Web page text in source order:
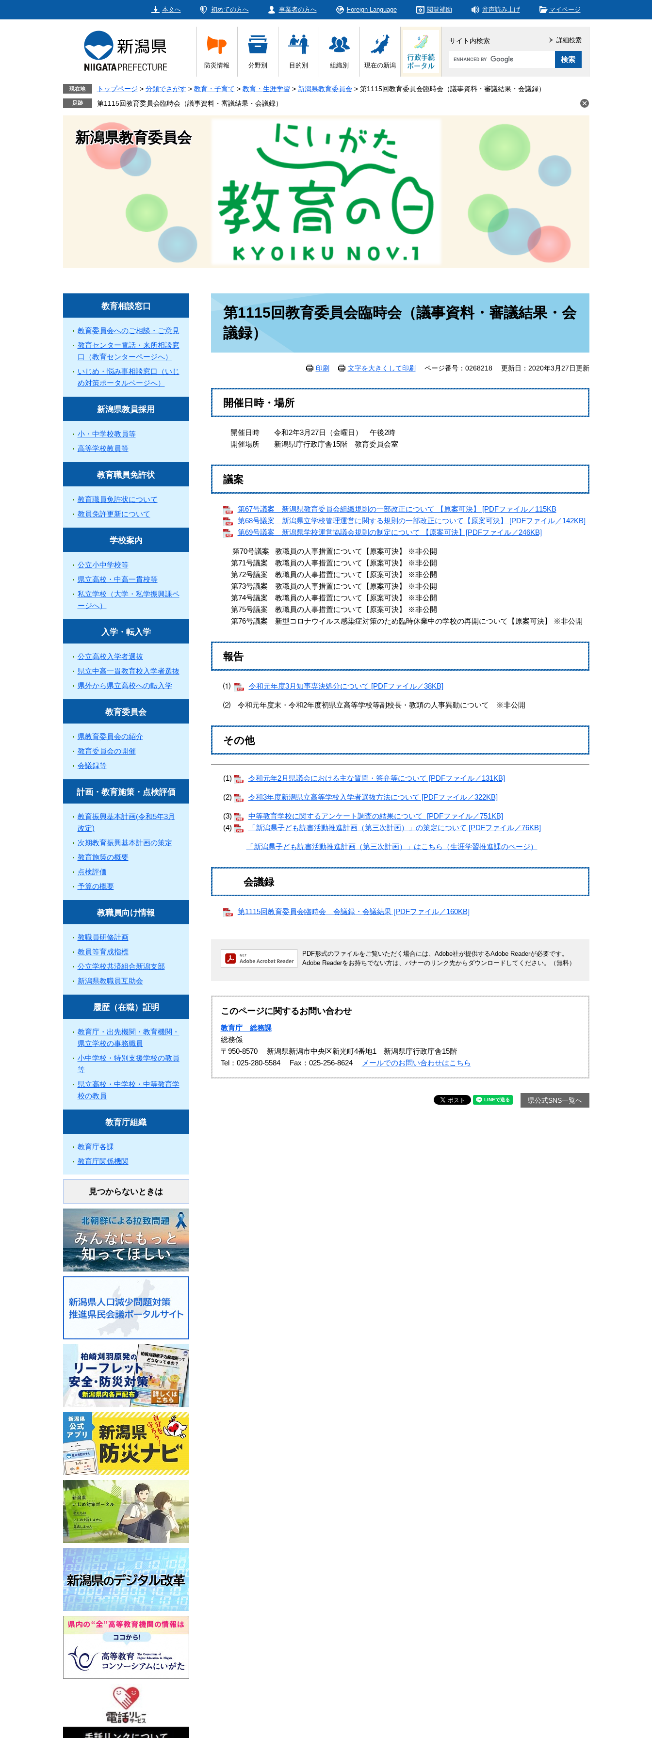
本文へ 初めての方へ 事業者の方へ Foreign Language 閲覧補助 音声読み上げ マイページ
防災情報 分野別 目的別 組織別 現在の新潟
サイト内検索
Google
タ
ム
索
詳細検索
現在地 トップページ > 分類でさがす > 教育・子育て > 教育・生涯学習 > 新潟県教育委員会 > 第1115回教育委員会臨時会（議事資料・審議結果・会議録）
第1115回教育委員会臨時会（議事資料・審議結果・会議録）
新潟県教育委員会
第1115回教育委員会臨時会（議事資料・審議結果・会
議録）
印刷 文字を大きくして印刷 ページ番号：0268218 更新日：2020年3月27日更新
開催日時・場所
開催日時 令和2年3月27日（金曜日） 午後2時
開催場所 新潟県庁行政庁舎15階 教育委員会室
議案
第67号議案 新潟県教育委員会組織規則の一部改正について 【原案可決】 [PDFファイル／115KB
第68号議案 新潟県立学校管理運営に関する規則の一部改正について【原案可決】 [PDFファイル／142KB]
第69号議案 新潟県学校運営協議会規則の制定について 【原案可決】[PDFファイル／246KB]
第70号議案 教職員の人事措置について【原案可決】 ※非公開
第71号議案 教職員の人事措置について【原案可決】 ※非公開
第72号議案 教職員の人事措置について【原案可決】 ※非公開
第73号議案 教職員の人事措置について【原案可決】 ※非公開
第74号議案 教職員の人事措置について【原案可決】 ※非公開
第75号議案 教職員の人事措置について【原案可決】 ※非公開
第76号議案 新型コロナウイルス感染症対策のため臨時休業中の学校の再開について【原案可決】 ※非公開
報告
⑴ 令和元年度3月知事専決処分について [PDFファイル／38KB]
⑵ 令和元年度末・令和2年度初県立高等学校等副校長・教頭の人事異動について ※非公開
その他
(1) 令和元年2月県議会における主な質問・答弁等について [PDFファイル／131KB]
(2) 令和3年度新潟県立高等学校入学者選抜方法について [PDFファイル／322KB]
(3)
中等教育学校に関するアンケート調査の結果について [PDFファイル／751KB]
(4)
「新潟県子ども読書活動推進計画（第三次計画）」の策定について [PDFファイル／76KB]
「新潟県子ども読書活動推進計画（第三次計画）」はこちら（生涯学習推進課のページ）
会議録
第1115回教育委員会臨時会 会議録・会議結果 [PDFファイル／160KB]
PDF形式のファイルをご覧いただく場合には、Adobe社が提供するAdobe Readerが必要です。
Adobe Readerをお持ちでない方は、バナーのリンク先からダウンロードしてください。（無料）
このページに関するお問い合わせ
教育庁 総務課
総務係
〒950-8570
新潟県新潟市中央区新光町4番地1 新潟県庁行政庁舎15階
Tel：025-280-5584
Fax：025-256-8624 メールでのお問い合わせはこちら
県公式SNS一覧へ
教育相談窓口
教育委員会へのご相談・ご意見
教育センター電話・来所相談窓
口（教育センターページへ）
いじめ・悩み事相談窓口（いじ
め対策ポータルページへ）
新潟県教員採用
小・中学校教員等
高等学校教員等
教育職員免許状
教育職員免許状について
教員免許更新について
学校案内
公立小中学校等
県立高校・中高一貫校等
私立学校（大学・私学振興課ペ
ージへ）
入学・転入学
公立高校入学者選抜
県立中高一貫教育校入学者選抜
県外から県立高校への転入学
教育委員会
県教育委員会の紹介
教育委員会の開催
会議録等
計画・教育施策・点検評価
教育振興基本計画(令和5年3月
改定)
次期教育振興基本計画の策定
教育施策の概要
点検評価
予算の概要
教職員向け情報
教職員研修計画
教員等育成指標
公立学校共済組合新潟支部
新潟県教職員互助会
履歴（在職）証明
教育庁・出先機関・教育機関・
県立学校の事務職員
小中学校・特別支援学校の教員
等
県立高校・中学校・中等教育学
校の教員
教育庁組織
教育庁各課
教育庁関係機関
見つからないときは